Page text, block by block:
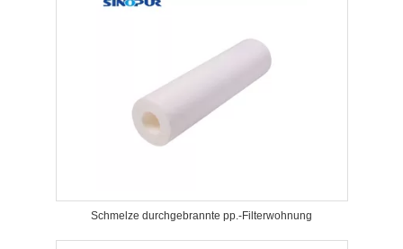
Schmelze durchgebrannte pp.-Filterwohnung